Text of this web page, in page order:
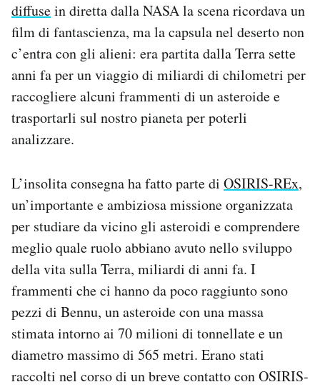
diffusein diretta dalla NASA la scena ricordava un
film di fantascienza, ma la capsula nel deserto non
c’entra con gli alieni: era partita dalla Terra sette
anni fa per un viaggio di miliardi di chilometri per
raccogliere alcuni frammenti di un asteroide e
trasportarli sul nostro pianeta per poterli
analizzare.
L’insolita consegna ha fatto parte di OSIRIS-REx,
un’importante e ambiziosa missione organizzata
per studiare da vicino gli asteroidi e comprendere
meglio quale ruolo abbiano avuto nello sviluppo
della vita sulla Terra, miliardi di anni fa. I
frammenti che ci hanno da poco raggiunto sono
pezzi di Bennu, un asteroide con una massa
stimata intorno ai 70 milioni di tonnellate e un
diametro massimo di 565 metri. Erano stati
raccolti nel corso di un breve contatto con OSIRIS-